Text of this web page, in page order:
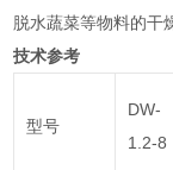
脱水蔬菜等物料的干
技术参考
型号
DW-
1.2-8